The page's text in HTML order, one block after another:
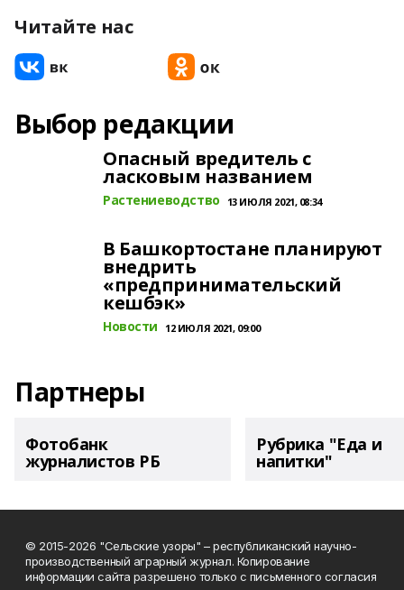
Читайте нас
Выбор редакции
Опасный вредитель с
ласковым названием
Растениеводство 13 ИЮЛЯ 2021, 08:34
В Башкортостане планируют
внедрить
«предпринимательский
кешбэк»
Новости 12 ИЮЛЯ 2021, 09:00
Партнеры
Фотобанк
журналистов РБ
Рубрика "Еда и
напитки"
© 2015-2026 "Сельские узоры" – республиканский научно-
производственный аграрный журнал. Копирование
информации сайта разрешено только с письменного согласия